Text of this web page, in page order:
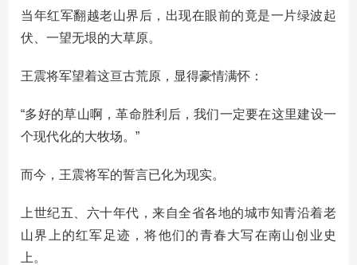
当年红军翻越老山界后，出现在眼前的竟是一片绿波起
伏、一望无垠的大草原。
王震将军望着这亘古荒原，显得豪情满怀：
“多好的草山啊，革命胜利后，我们一定要在这里建设一
个现代化的大牧场。”
而今，王震将军的誓言已化为现实。
上世纪五、六十年代，来自全省各地的城巿知青沿着老
山界上的红军足迹，将他们的青春大写在南山创业史
上。